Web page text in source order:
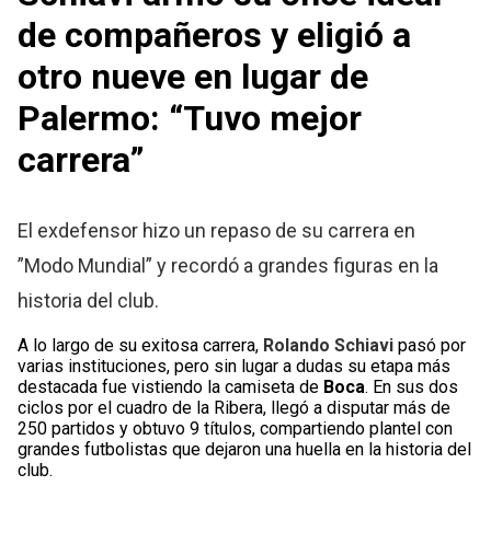
de compañeros y eligió a
otro nueve en lugar de
Palermo: “Tuvo mejor
carrera”
El exdefensor hizo un repaso de su carrera en
”Modo Mundial” y recordó a grandes figuras en la
historia del club.
A lo largo de su exitosa carrera, Rolando Schiavi pasó por
varias instituciones, pero sin lugar a dudas su etapa más
destacada fue vistiendo la camiseta de Boca. En sus dos
ciclos por el cuadro de la Ribera, llegó a disputar más de
250 partidos y obtuvo 9 títulos, compartiendo plantel con
grandes futbolistas que dejaron una huella en la historia del
club.